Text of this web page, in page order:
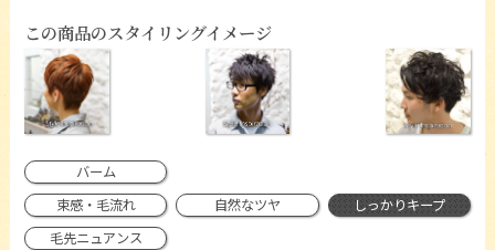
この商品のスタイリングイメージ
バーム
束感・毛流れ
自然なツヤ
しっかりキープ
毛先ニュアンス